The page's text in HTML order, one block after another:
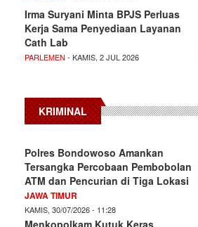
Irma Suryani Minta BPJS Perluas
Kerja Sama Penyediaan Layanan
Cath Lab
PARLEMEN - KAMIS, 2 JUL 2026
KRIMINAL
Polres Bondowoso Amankan
Tersangka Percobaan Pembobolan
ATM dan Pencurian di Tiga Lokasi
JAWA TIMUR
KAMIS, 30/07/2026 - 11:28
Menkopolkam Kutuk Keras